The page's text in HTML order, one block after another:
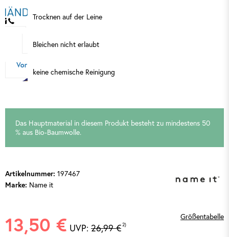
Trocknen auf der Leine
Bleichen nicht erlaubt
keine chemische Reinigung
Das Hauptmaterial in diesem Produkt besteht zu mindestens 50
% aus Bio-Baumwolle.
Artikelnummer: 197467
Marke: Name it
Größentabelle
13,50 € UVP: 26,99 €2)